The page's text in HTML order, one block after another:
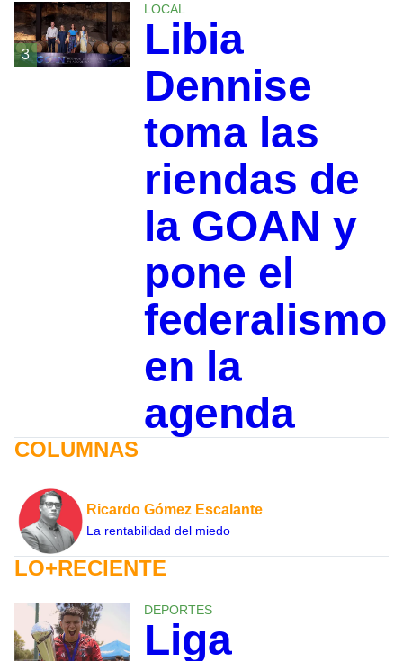
3
LOCAL
Libia
Dennise
toma las
riendas de
la GOAN y
pone el
federalismo
en la
agenda
COLUMNAS
Ricardo Gómez Escalante
La rentabilidad del miedo
LO+RECIENTE
DEPORTES
Liga